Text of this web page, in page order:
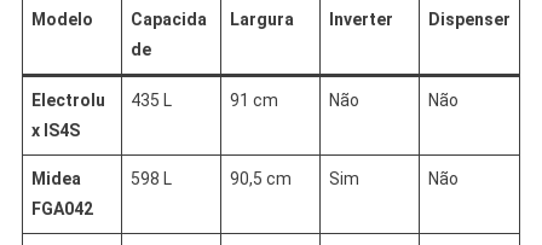
Modelo
Capacida
de
Largura Inverter Dispenser
Electrolu
x IS4S
435 L 91 cm Não Não
Midea
FGA042
598 L 90,5 cm Sim Não